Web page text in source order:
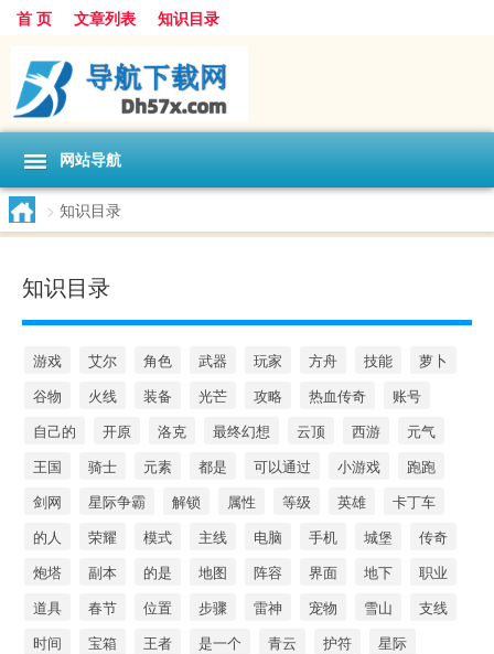
首 页 文章列表 知识目录
网站导航
> 知识目录
知识目录
游戏 艾尔 角色 武器 玩家 方舟 技能
萝卜
谷物
火线 装备 光芒 攻略 热血传奇
账号
自己的
开原 洛克 最终幻想 云顶 西游
元气
王国
骑士 元素 都是 可以通过 小游戏
跑跑
剑网
星际争霸 解锁 属性 等级 英雄
卡丁车
的人
荣耀 模式 主线 电脑 手机 城堡
传奇
炮塔
副本 的是 地图 阵容 界面 地下
职业
道具
春节 位置 步骤 雷神 宠物 雪山
支线
时间
宝箱 王者 是一个 青云 护符
星际